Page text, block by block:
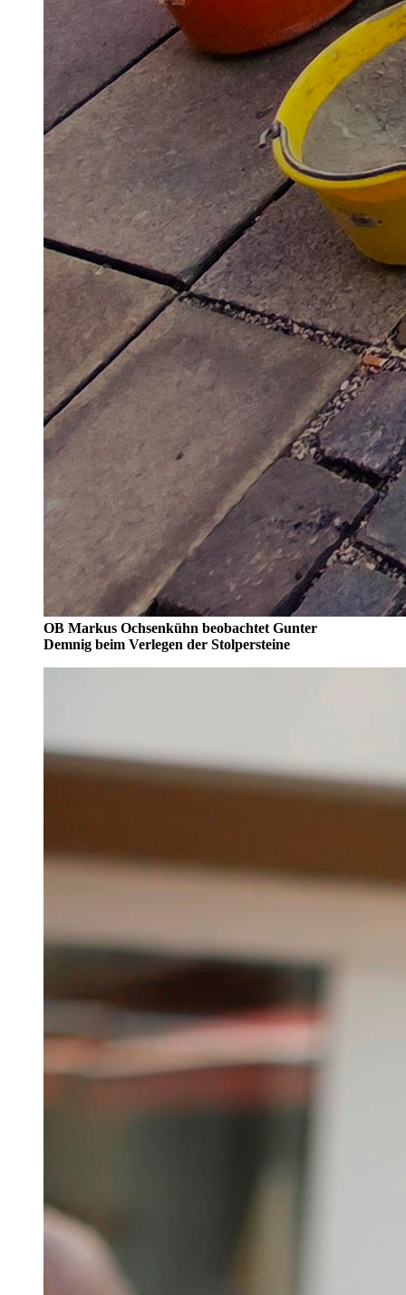
OB Markus Ochsenkühn beobachtet Gunter
Demnig beim Verlegen der Stolpersteine